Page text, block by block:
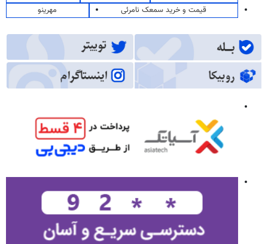
قیمت و خرید سمعک نامرئی
مهرینو